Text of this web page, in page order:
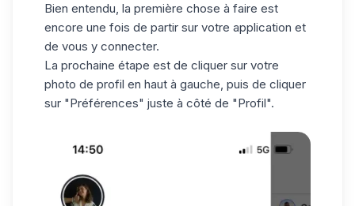
Bien entendu, la première chose à faire est
encore une fois de partir sur votre application et
de vous y connecter.
La prochaine étape est de cliquer sur votre
photo de profil en haut à gauche, puis de cliquer
sur "Préférences" juste à côté de "Profil".